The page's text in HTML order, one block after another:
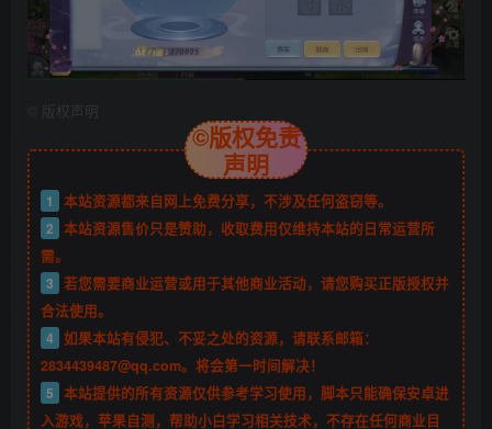
版权声明
©版权免责
声明
1
本站资源都来自网上免费分享，不涉及任何盗窃等。
2 本站资源售价只是赞助，收取费用仅维持本站的日常运营所
需。
3 若您需要商业运营或用于其他商业活动，请您购买正版授权并
合法使用。
4 如果本站有侵犯、不妥之处的资源，请联系邮箱：
2834439487@qq.com。将会第一时间解决！
5 本站提供的所有资源仅供参考学习使用，脚本只能确保安卓进
入游戏，苹果自测，帮助小白学习相关技术，不存在任何商业目